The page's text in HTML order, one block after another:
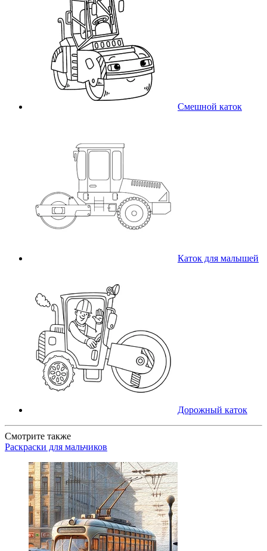
Смешной каток
Каток для малышей
Дорожный каток
Смотрите также
Раскраски для мальчиков